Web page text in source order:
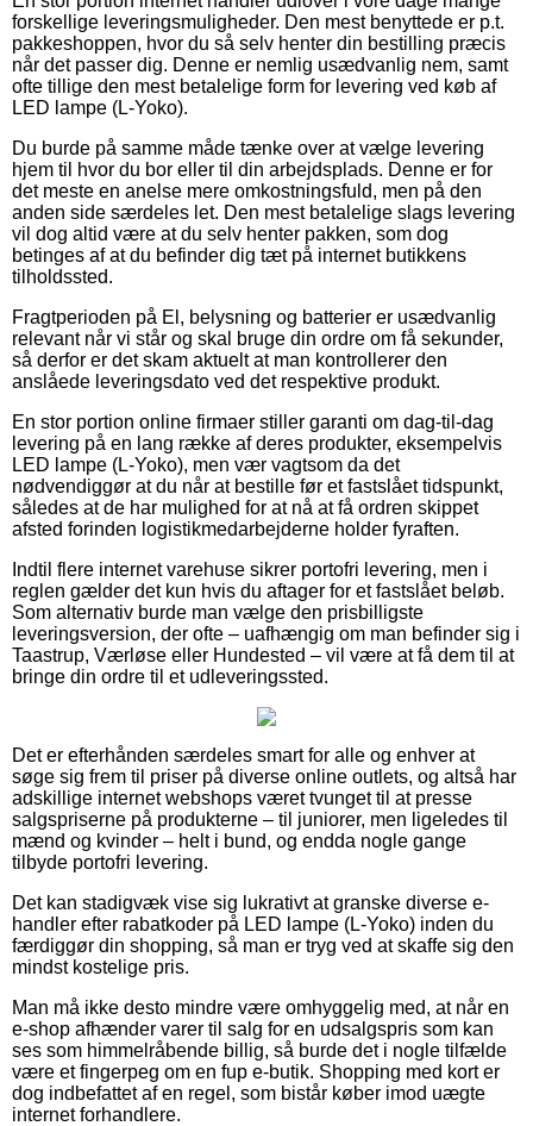
forskellige leveringsmuligheder. Den mest benyttede er p.t.
pakkeshoppen, hvor du så selv henter din bestilling præcis
når det passer dig. Denne er nemlig usædvanlig nem, samt
ofte tillige den mest betalelige form for levering ved køb af
LED lampe (L-Yoko).
Du burde på samme måde tænke over at vælge levering
hjem til hvor du bor eller til din arbejdsplads. Denne er for
det meste en anelse mere omkostningsfuld, men på den
anden side særdeles let. Den mest betalelige slags levering
vil dog altid være at du selv henter pakken, som dog
betinges af at du befinder dig tæt på internet butikkens
tilholdssted.
Fragtperioden på El, belysning og batterier er usædvanlig
relevant når vi står og skal bruge din ordre om få sekunder,
så derfor er det skam aktuelt at man kontrollerer den
anslåede leveringsdato ved det respektive produkt.
En stor portion online firmaer stiller garanti om dag-til-dag
levering på en lang række af deres produkter, eksempelvis
LED lampe (L-Yoko), men vær vagtsom da det
nødvendiggør at du når at bestille før et fastslået tidspunkt,
således at de har mulighed for at nå at få ordren skippet
afsted forinden logistikmedarbejderne holder fyraften.
Indtil flere internet varehuse sikrer portofri levering, men i
reglen gælder det kun hvis du aftager for et fastslået beløb.
Som alternativ burde man vælge den prisbilligste
leveringsversion, der ofte – uafhængig om man befinder sig i
Taastrup, Værløse eller Hundested – vil være at få dem til at
bringe din ordre til et udleveringssted.
Det er efterhånden særdeles smart for alle og enhver at
søge sig frem til priser på diverse online outlets, og altså har
adskillige internet webshops været tvunget til at presse
salgspriserne på produkterne – til juniorer, men ligeledes til
mænd og kvinder – helt i bund, og endda nogle gange
tilbyde portofri levering.
Det kan stadigvæk vise sig lukrativt at granske diverse e-
handler efter rabatkoder på LED lampe (L-Yoko) inden du
færdiggør din shopping, så man er tryg ved at skaffe sig den
mindst kostelige pris.
Man må ikke desto mindre være omhyggelig med, at når en
e-shop afhænder varer til salg for en udsalgspris som kan
ses som himmelråbende billig, så burde det i nogle tilfælde
være et fingerpeg om en fup e-butik. Shopping med kort er
dog indbefattet af en regel, som bistår køber imod uægte
internet forhandlere.